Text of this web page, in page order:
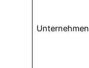
Unternehmen